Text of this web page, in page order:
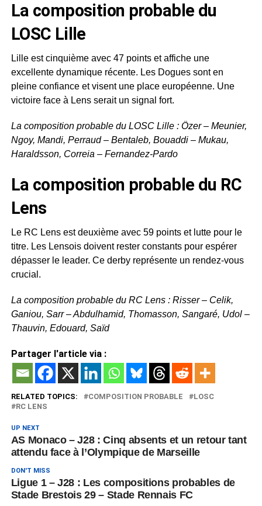
La composition probable du
LOSC Lille
Lille est cinquième avec 47 points et affiche une
excellente dynamique récente. Les Dogues sont en
pleine confiance et visent une place européenne. Une
victoire face à Lens serait un signal fort.
La composition probable du LOSC Lille : Özer – Meunier,
Ngoy, Mandi, Perraud – Bentaleb, Bouaddi – Mukau,
Haraldsson, Correia – Fernandez-Pardo
La composition probable du RC
Lens
Le RC Lens est deuxième avec 59 points et lutte pour le
titre. Les Lensois doivent rester constants pour espérer
dépasser le leader. Ce derby représente un rendez-vous
crucial.
La composition probable du RC Lens : Risser – Celik,
Ganiou, Sarr – Abdulhamid, Thomasson, Sangaré, Udol –
Thauvin, Edouard, Saïd
Partager l'article via :
RELATED TOPICS: COMPOSITION PROBABLE
LOSC
RC LENS
UP NEXT
AS Monaco – J28 : Cinq absents et un retour tant
attendu face à l’Olympique de Marseille
DON'T MISS
Ligue 1 – J28 : Les compositions probables de
Stade Brestois 29 – Stade Rennais FC